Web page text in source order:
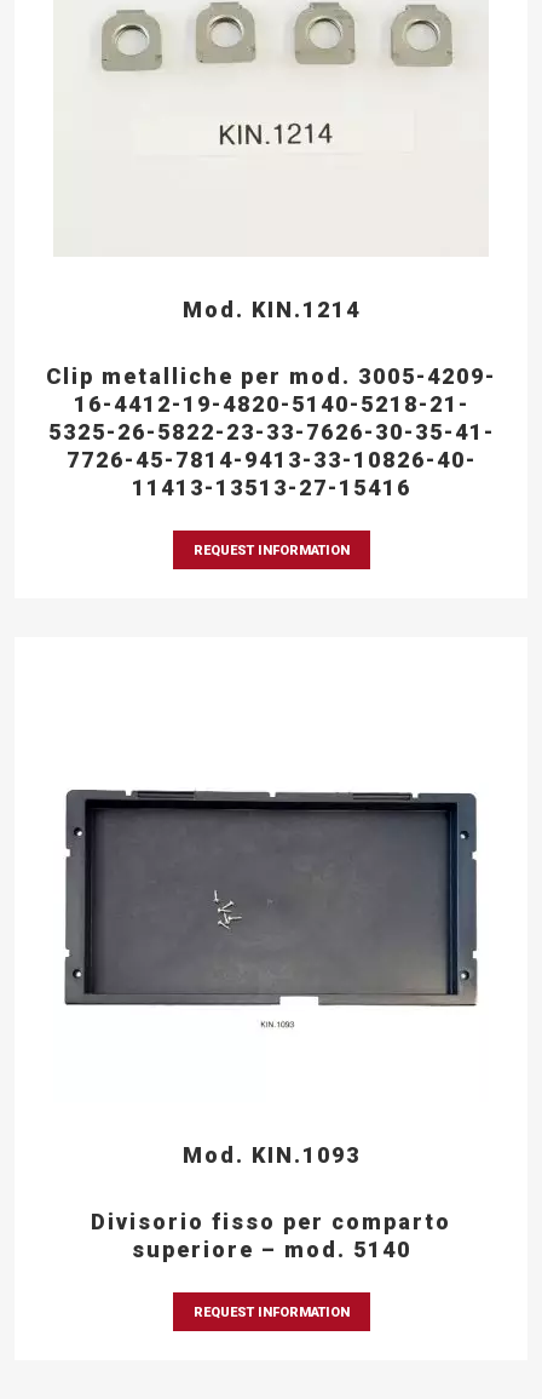
Mod. KIN.1214
Clip metalliche per mod. 3005-4209-
16-4412-19-4820-5140-5218-21-
5325-26-5822-23-33-7626-30-35-41-
7726-45-7814-9413-33-10826-40-
11413-13513-27-15416
REQUEST INFORMATION
Mod. KIN.1093
Divisorio fisso per comparto
superiore – mod. 5140
REQUEST INFORMATION